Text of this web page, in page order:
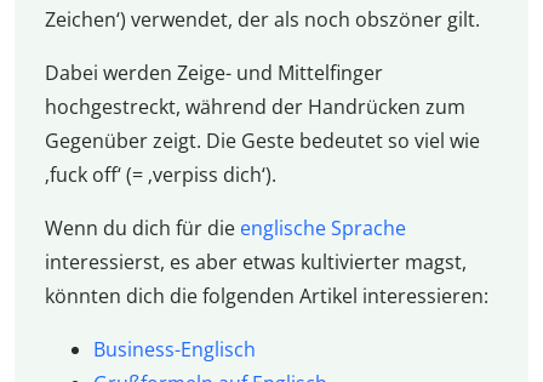
Zeichen‘) verwendet, der als noch obszöner gilt.
Dabei werden Zeige- und Mittelfinger
hochgestreckt, während der Handrücken zum
Gegenüber zeigt. Die Geste bedeutet so viel wie
‚fuck off‘(= ‚verpiss dich‘).
Wenn du dich für die englische Sprache
interessierst, es aber etwas kultivierter magst,
könnten dich die folgenden Artikel interessieren:
Business-Englisch